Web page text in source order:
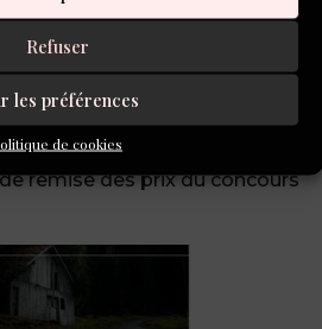
Refuser
les préférences
de cookies
remise des prix du concours